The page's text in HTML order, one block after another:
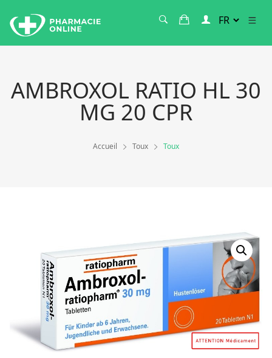
AMBROXOL RATIO HL 30
MG 20 CPR
Accueil Toux Toux